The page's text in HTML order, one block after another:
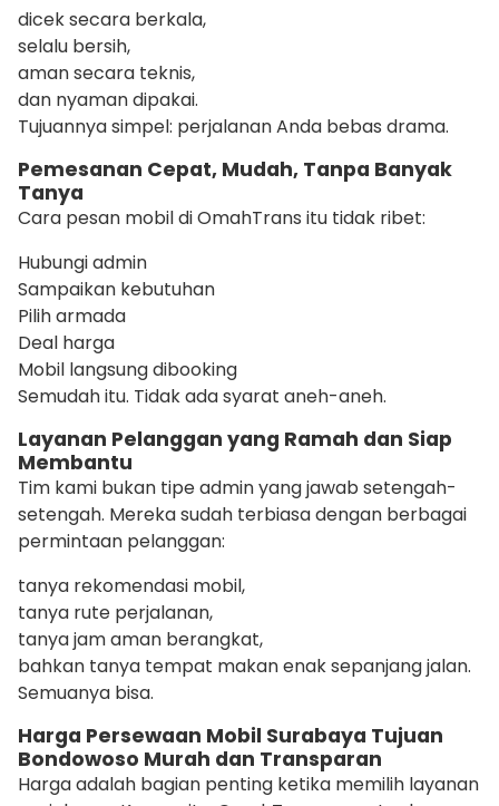
dicek secara berkala,
selalu bersih,
aman secara teknis,
dan nyaman dipakai.
Tujuannya simpel: perjalanan Anda bebas drama.
Pemesanan Cepat, Mudah, Tanpa Banyak
Tanya
Cara pesan mobil di OmahTrans itu tidak ribet:
Hubungi admin
Sampaikan kebutuhan
Pilih armada
Deal harga
Mobil langsung dibooking
Semudah itu. Tidak ada syarat aneh-aneh.
Layanan Pelanggan yang Ramah dan Siap
Membantu
Tim kami bukan tipe admin yang jawab setengah-
setengah. Mereka sudah terbiasa dengan berbagai
permintaan pelanggan:
tanya rekomendasi mobil,
tanya rute perjalanan,
tanya jam aman berangkat,
bahkan tanya tempat makan enak sepanjang jalan.
Semuanya bisa.
Harga Persewaan Mobil Surabaya Tujuan
Bondowoso Murah dan Transparan
Harga adalah bagian penting ketika memilih layanan